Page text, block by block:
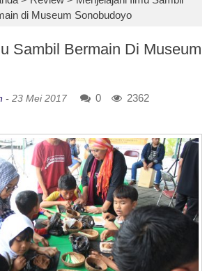
di Museum Sonobudoyo
Sambil Bermain Di Museum
- 23 Mei 2017 0 2362